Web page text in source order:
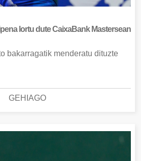
lortu dute CaixaBank Mastersean
bakarragatik menderatu dituzte
GEHIAGO